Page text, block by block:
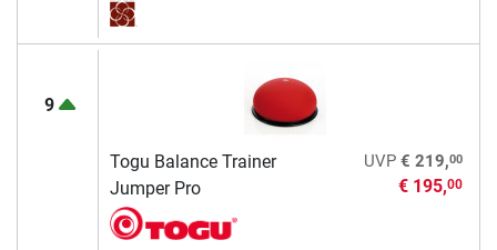
9
Togu Balance Trainer
Jumper Pro
UVP € 219,00
€ 195,00